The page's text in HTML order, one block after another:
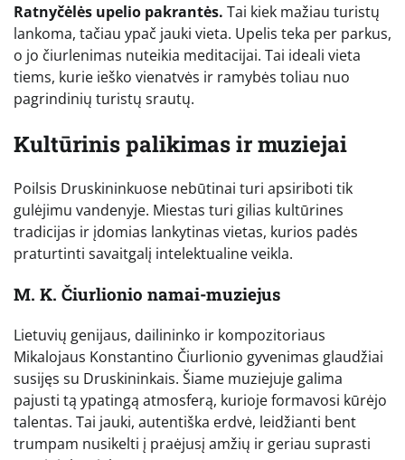
Ratnyčėlės upelio pakrantės. Tai kiek mažiau turistų
lankoma, tačiau ypač jauki vieta. Upelis teka per parkus,
o jo čiurlenimas nuteikia meditacijai. Tai ideali vieta
tiems, kurie ieško vienatvės ir ramybės toliau nuo
pagrindinių turistų srautų.
Kultūrinis palikimas ir muziejai
Poilsis Druskininkuose nebūtinai turi apsiriboti tik
gulėjimu vandenyje. Miestas turi gilias kultūrines
tradicijas ir įdomias lankytinas vietas, kurios padės
praturtinti savaitgalį intelektualine veikla.
M. K. Čiurlionio namai-muziejus
Lietuvių genijaus, dailininko ir kompozitoriaus
Mikalojaus Konstantino Čiurlionio gyvenimas glaudžiai
susijęs su Druskininkais. Šiame muziejuje galima
pajusti tą ypatingą atmosferą, kurioje formavosi kūrėjo
talentas. Tai jauki, autentiška erdvė, leidžianti bent
trumpam nusikelti į praėjusį amžių ir geriau suprasti